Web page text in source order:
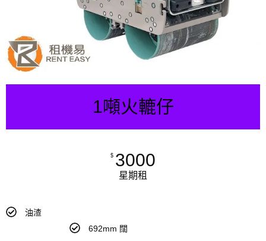
1噸火轆仔
$ 3000
星期租
油渣
692mm 闊